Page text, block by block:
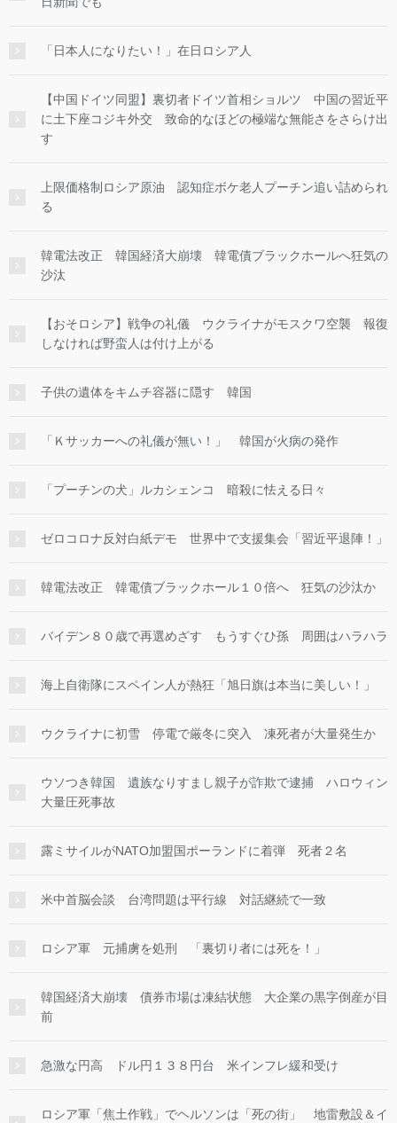
「日本人になりたい！」在日ロシア人
【中国ドイツ同盟】裏切者ドイツ首相ショルツ 中国の習近平
に土下座コジキ外交 致命的なほどの極端な無能さをさらけ出
す
上限価格制ロシア原油 認知症ボケ老人プーチン追い詰められ
る
韓電法改正 韓国経済大崩壊 韓電債ブラックホールへ狂気の
沙汰
【おそロシア】戦争の礼儀 ウクライナがモスクワ空襲 報復
しなければ野蛮人は付け上がる
子供の遺体をキムチ容器に隠す 韓国
「Ｋサッカーへの礼儀が無い！」 韓国が火病の発作
「プーチンの犬」ルカシェンコ 暗殺に怯える日々
ゼロコロナ反対白紙デモ 世界中で支援集会「習近平退陣！」
韓電法改正 韓電債ブラックホール１０倍へ 狂気の沙汰か
バイデン８０歳で再選めざす もうすぐひ孫 周囲はハラハラ
海上自衛隊にスペイン人が熱狂「旭日旗は本当に美しい！」
ウクライナに初雪 停電で厳冬に突入 凍死者が大量発生か
ウソつき韓国 遺族なりすまし親子が詐欺で逮捕 ハロウィン
大量圧死事故
露ミサイルがNATO加盟国ポーランドに着弾 死者２名
米中首脳会談 台湾問題は平行線 対話継続で一致
ロシア軍 元捕虜を処刑 「裏切り者には死を！」
韓国経済大崩壊 債券市場は凍結状態 大企業の黒字倒産が目
前
急激な円高 ドル円１３８円台 米インフレ緩和受け
ロシア軍「焦土作戦」でヘルソンは「死の街」 地雷敷設＆イ